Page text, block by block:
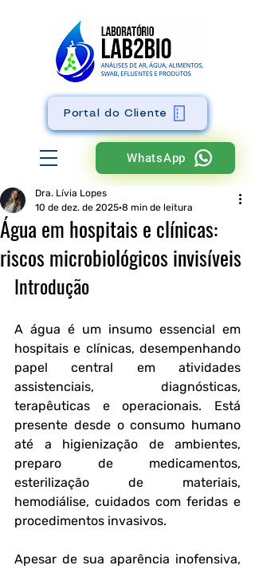
WhatsApp
Portal do Cliente
Água em hospitais e clínicas:
riscos microbiológicos invisíveis
Dra. Lívia Lopes
10 de dez. de 2025 8 min de leitura
Introdução
A água é um insumo essencial em
hospitais e clínicas, desempenhando
papel central em atividades
assistenciais, diagnósticas,
terapêuticas e operacionais. Está
presente desde o consumo humano
até a higienização de ambientes,
preparo de medicamentos,
esterilização de materiais,
hemodiálise, cuidados com feridas e
procedimentos invasivos.
Apesar de sua aparência inofensiva,